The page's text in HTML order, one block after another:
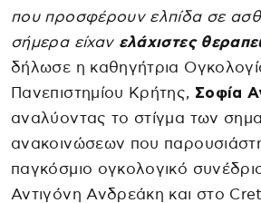
που προσφέρουν ελπίδα σε
σήμερα είχαν ελάχιστες
δήλωσε η καθηγήτρια
Πανεπιστημίου Κρήτης, Σοφία
αναλύοντας το στίγμα των
ανακοινώσεων που
παγκόσμιο ογκολογικό
Αντιγόνη Ανδρεάκη και στο